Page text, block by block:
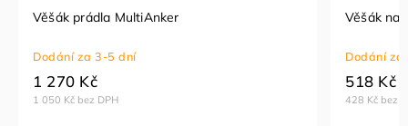
Věšák prádla MultiAnker
Dodání za 3-5 dní
1 050 Kč bez DPH
1 270 Kč
Věšák na
Dodání
428 Kč bez
518 Kč